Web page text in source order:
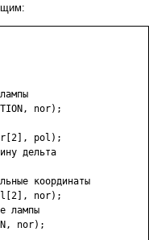
nor);
pol);
дельта
координаты
nor);
лампы
nor);